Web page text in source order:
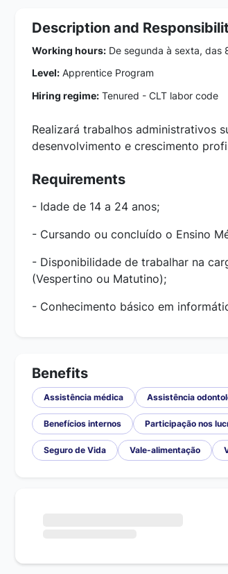
Description and
Working hours: De segunda à sexta, das
Level: Apprentice Program
Hiring regime: Tenured - CLT labor code
Realizará trabalhos administrativos
desenvolvimento e crescimento
Requirements
- Idade de 14 a 24 anos;
- Cursando ou concluído o Ensino
- Disponibilidade de trabalhar na
(Vespertino ou Matutino);
- Conhecimento básico em
Benefits
Assistência médica Assistência
Benefícios internos Participação nos
Seguro de Vida Vale-alimentação